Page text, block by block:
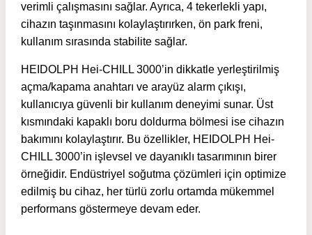
verimli çalışmasını sağlar. Ayrıca, 4 tekerlekli yapı,
cihazın taşınmasını kolaylaştırırken, ön park freni,
kullanım sırasında stabilite sağlar.
HEIDOLPH Hei-CHILL 3000’in dikkatle yerleştirilmiş
açma/kapama anahtarı ve arayüz alarm çıkışı,
kullanıcıya güvenli bir kullanım deneyimi sunar. Üst
kısmındaki kapaklı boru doldurma bölmesi ise cihazın
bakımını kolaylaştırır. Bu özellikler, HEIDOLPH Hei-
CHILL 3000’in işlevsel ve dayanıklı tasarımının birer
örneğidir. Endüstriyel soğutma çözümleri için optimize
edilmiş bu cihaz, her türlü zorlu ortamda mükemmel
performans göstermeye devam eder.